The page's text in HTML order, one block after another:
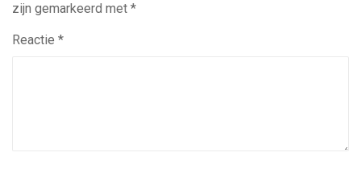
zijn gemarkeerd met *
Reactie *